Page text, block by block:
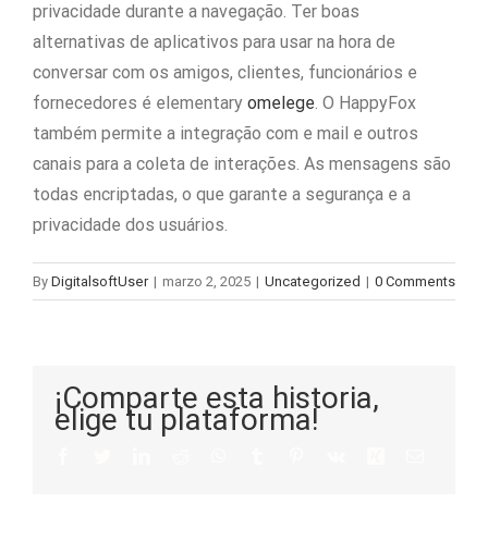
privacidade durante a navegação. Ter boas
alternativas de aplicativos para usar na hora de
conversar com os amigos, clientes, funcionários e
fornecedores é elementary omelege. O HappyFox
também permite a integração com e mail e outros
canais para a coleta de interações. As mensagens são
todas encriptadas, o que garante a segurança e a
privacidade dos usuários.
By DigitalsoftUser | marzo 2, 2025 | Uncategorized | 0 Comments
¡Comparte esta historia,
elige tu plataforma!